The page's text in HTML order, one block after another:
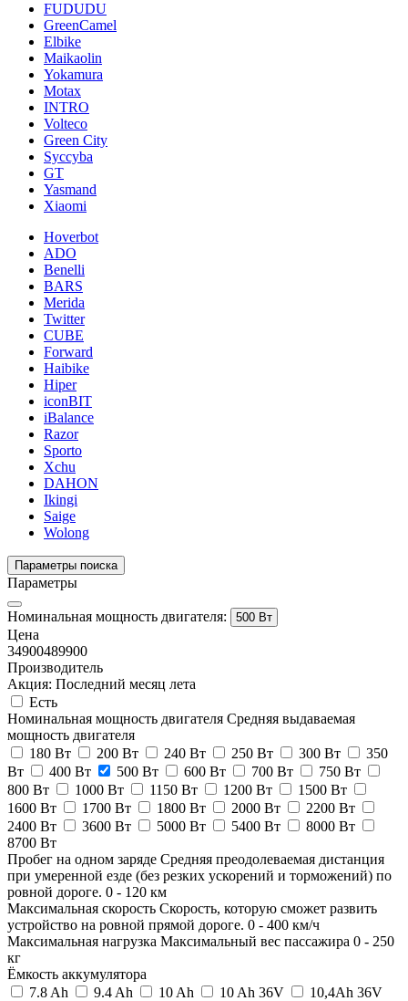
FUDUDU
GreenCamel
Elbike
Maikaolin
Yokamura
Motax
INTRO
Volteco
Green City
Syccyba
GT
Yasmand
Xiaomi
Hoverbot
ADO
Benelli
BARS
Merida
Twitter
CUBE
Forward
Haibike
Hiper
iconBIT
iBalance
Razor
Sporto
Xchu
DAHON
Ikingi
Saige
Wolong
Параметры поиска
Параметры
Номинальная мощность двигателя: 500 Вт
Цена
34900489900
Производитель
Акция: Последний месяц лета
Есть
Номинальная мощность двигателя Средняя выдаваемая
мощность двигателя
180 Вт
200 Вт 240 Вт 250 Вт 300 Вт
350
Вт
400 Вт 500 Вт 600 Вт 700 Вт
750 Вт
800 Вт
1000 Вт 1150 Вт 1200 Вт
1500 Вт
1600 Вт
1700 Вт 1800 Вт 2000 Вт
2200 Вт
2400 Вт
3600 Вт 5000 Вт 5400 Вт
8000 Вт
8700 Вт
Пробег на одном заряде Средняя преодолеваемая дистанция
при умеренной езде (без резких ускорений и торможений) по
ровной дороге. 0 - 120 км
Максимальная скорость Скорость, которую сможет развить
устройство на ровной прямой дороге. 0 - 400 км/ч
Максимальная нагрузка Максимальный вес пассажира 0 - 250
кг
Ёмкость аккумулятора
7.8 Ah
9.4 Ah 10 Ah 10 Ah 36V
10,4Ah 36V